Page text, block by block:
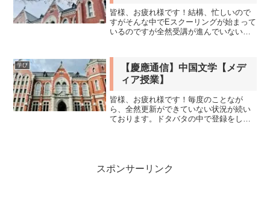
皆様、お疲れ様です！結構、忙しいので
すがそんな中でEスクーリングが始まって
いるのですが全然受講が進んでいないで
する予定です！ももちゃん毎度だけど、
課題提出期限とアップロ...
学び
【慶應通信】中国文学【メデ
ィア授業】
皆様、お疲れ様です！毎度のことなが
ら、全然更新ができていない状況が続い
ております。ドタバタの中で登録をして
スポンサーリンク